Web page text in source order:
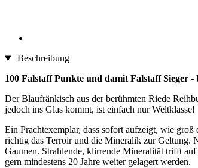
Beschreibung
100 Falstaff Punkte und damit Falstaff Sieger -
Der Blaufränkisch aus der berühmten Riede
jedoch ins Glas kommt, ist einfach nur Weltklasse!
Ein Prachtexemplar, dass sofort aufzeigt, wie
richtig das Terroir und die Mineralik zur Geltung.
Gaumen. Strahlende, klirrende Mineralität trifft
gern mindestens 20 Jahre weiter gelagert werden.